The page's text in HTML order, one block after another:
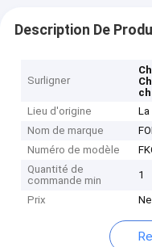
Description De
Surligner
Lieu d'origine
La
Nom de marque
Numéro de modèle
Quantité de
commande min
1
Prix